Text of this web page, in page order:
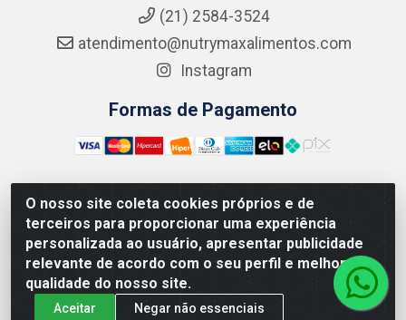
O nosso site coleta cookies próprios e de
terceiros para proporcionar uma experiência
personalizada ao usuário, apresentar publicidade
relevante de acordo com o seu perfil e melhorar a
qualidade do nosso site.
Aceitar Negar não essenciais
(21) 2584-3524
atendimento@nutrymaxalimentos.com
Instagram
Formas de Pagamento
NUTRY MAX COMÉRCIO DE PRODUTOS ALIMENTICIOS
LTDA - RUA DO FEIJÃO, 721 PENHA CIRCULAR/RJ -
CNPJ: 15.796.122/0001-03